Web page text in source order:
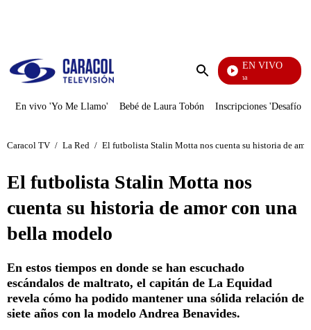
Enviar
EN VIVO
Ciudad Lejana
En vivo 'Yo Me Llamo' Bebé de Laura Tobón Inscripciones 'Desafío'
Caracol TV / La Red / El futbolista Stalin Motta nos cuenta su historia de
El futbolista Stalin Motta nos
cuenta su historia de amor con una
bella modelo
En estos tiempos en donde se han escuchado
escándalos de maltrato, el capitán de La Equidad
revela cómo ha podido mantener una sólida relación de
siete años con la modelo Andrea Benavides.